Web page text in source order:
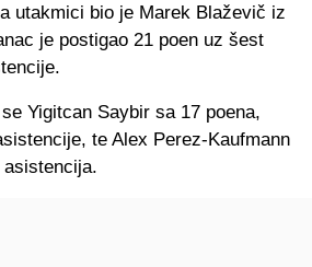
utakmici bio je Marek Blaževič iz
je postigao 21 poen uz šest
Yigitcan Saybir sa 17 poena,
te Alex Perez-Kaufmann